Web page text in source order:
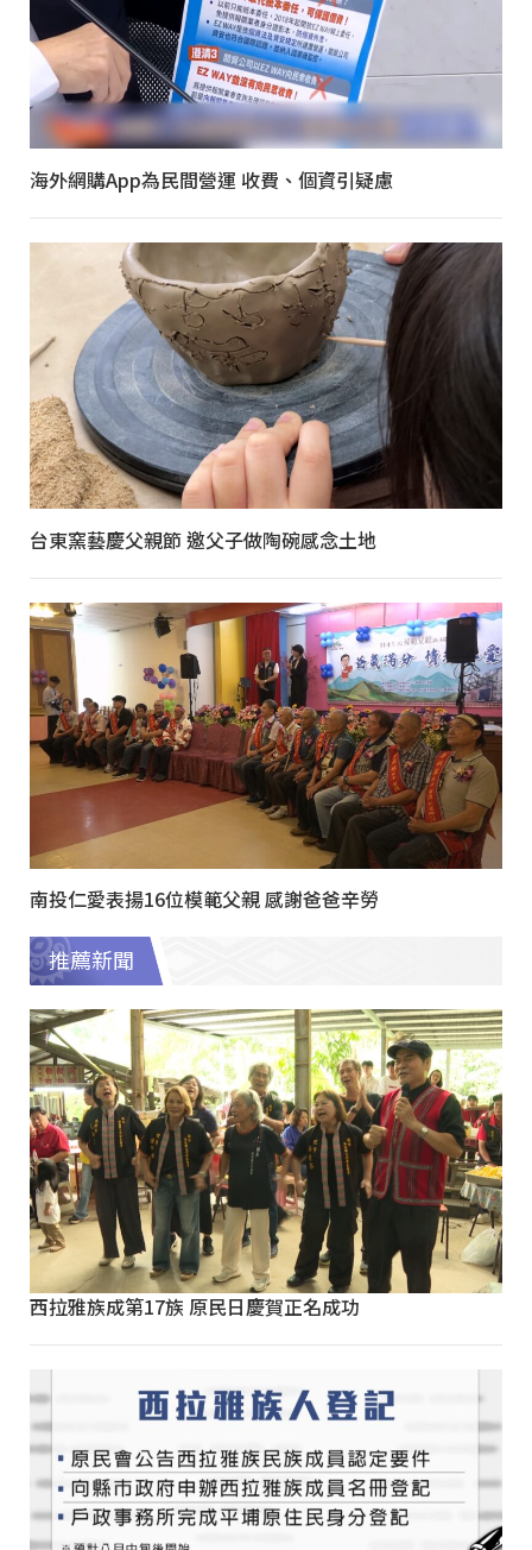
海外網購App為民間營運 收費、個資引疑慮
台東窯藝慶父親節 邀父子做陶碗感念土地
南投仁愛表揚16位模範父親 感謝爸爸辛勞
推薦新聞
西拉雅族成第17族 原民日慶賀正名成功